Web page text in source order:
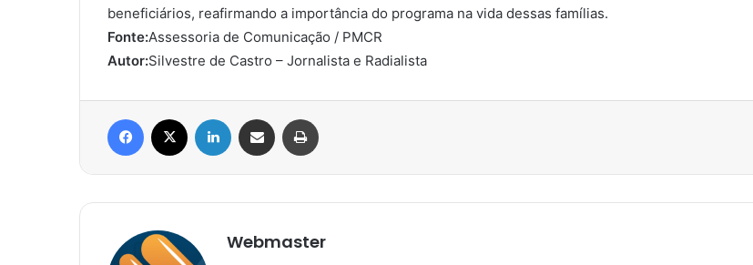
beneficiários, reafirmando a importância do programa na vida dessas famílias.
Fonte:Assessoria de Comunicação / PMCR
Autor:Silvestre de Castro – Jornalista e Radialista
Facebook Linkedin Compartilhar via e-mail
Webmaster